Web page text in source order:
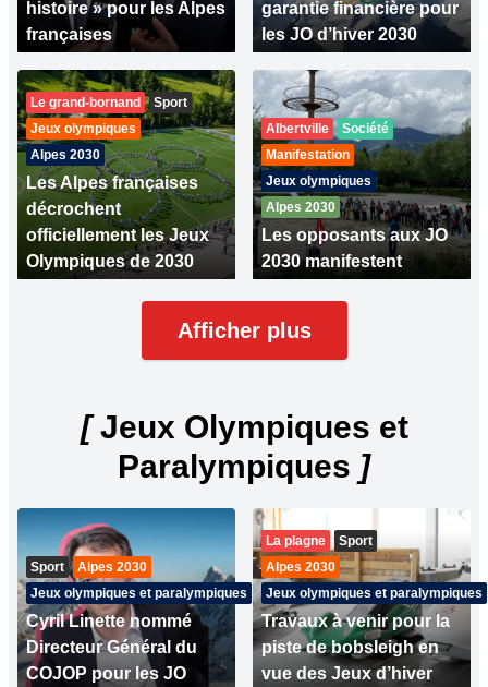
histoire » pour les Alpes
françaises
garantie financière pour
les JO d’hiver 2030
Le grand-bornand
Sport
Jeux olympiques
Alpes 2030
Les Alpes françaises
décrochent
officiellement les Jeux
Olympiques de 2030
Albertville
Société
Manifestation
Jeux olympiques
Alpes 2030
Les opposants aux JO
2030 manifestent
Afficher plus
[Jeux Olympiques et
Paralympiques ]
Sport
Alpes 2030
Jeux olympiques et paralympiques
Cyril Linette nommé
Directeur Général du
COJOP pour les JO
La plagne
Sport
Alpes 2030
Jeux olympiques et paralympiques
Travaux à venir pour la
piste de bobsleigh en
vue des Jeux d’hiver